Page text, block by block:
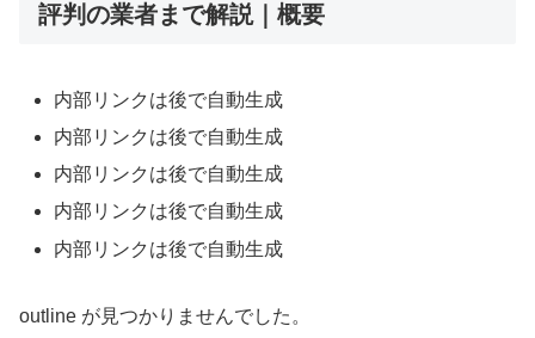
評判の業者まで解説｜概要
内部リンクは後で自動生成
内部リンクは後で自動生成
内部リンクは後で自動生成
内部リンクは後で自動生成
内部リンクは後で自動生成
outline が見つかりませんでした。